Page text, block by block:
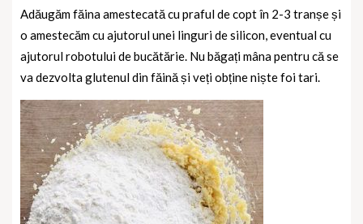
Adăugăm făina amestecată cu praful de copt în 2-3 tranșe și
o amestecăm cu ajutorul unei linguri de silicon, eventual cu
ajutorul robotului de bucătărie. Nu băgați mâna pentru că se
va dezvolta glutenul din făină și veți obține niște foi tari.